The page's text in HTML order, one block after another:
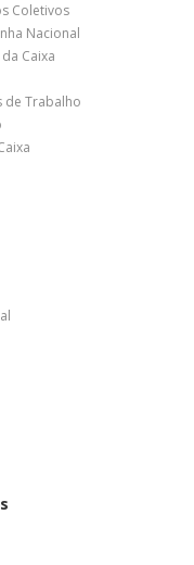
Coletivos
Nacional
Caixa
de Trabalho